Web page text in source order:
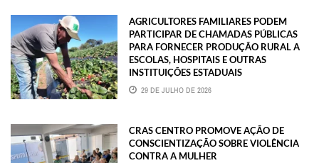
AGRICULTORES FAMILIARES PODEM
PARTICIPAR DE CHAMADAS PÚBLICAS
PARA FORNECER PRODUÇÃO RURAL A
ESCOLAS, HOSPITAIS E OUTRAS
INSTITUIÇÕES ESTADUAIS
29 DE JULHO DE 2026
CRAS CENTRO PROMOVE AÇÃO DE
CONSCIENTIZAÇÃO SOBRE VIOLÊNCIA
CONTRA A MULHER